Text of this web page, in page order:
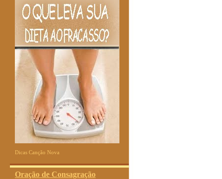
Dicas Canção Nova
Oração de Consagração